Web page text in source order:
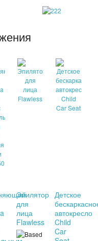
Эпилятор
для
лица
Flawless
Детское
автокресло
Child
Car